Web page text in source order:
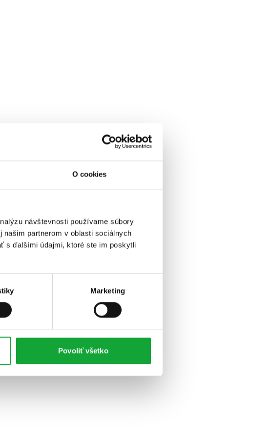
O cookies
návštevnosti používame súbory
partnerom v oblasti sociálnych
s ďalšími údajmi, ktoré ste im poskytli
Marketing
Povoliť všetko